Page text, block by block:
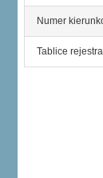
Numer
Tablice